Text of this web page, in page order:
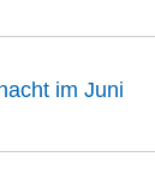
im Juni